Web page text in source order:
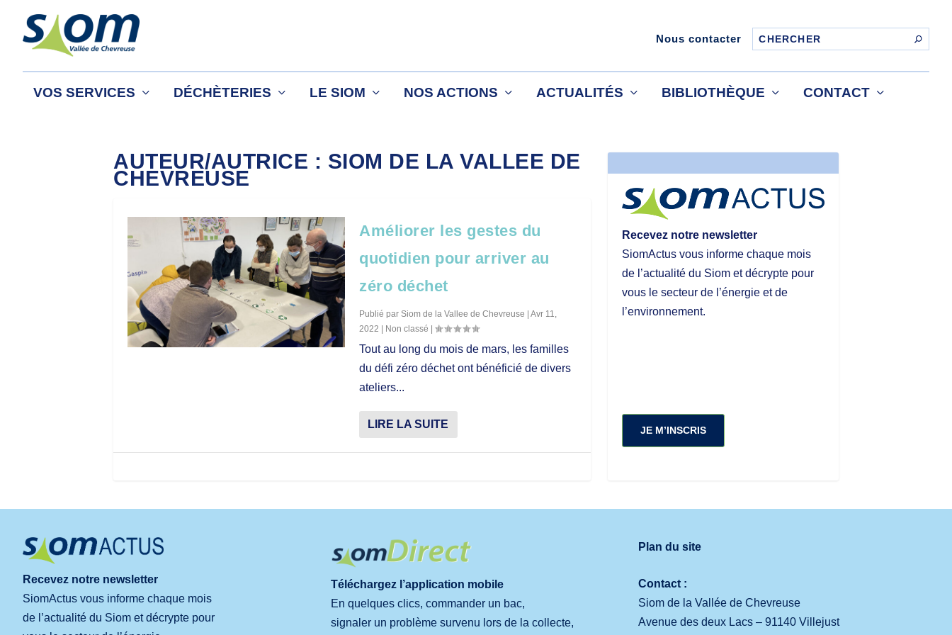
Nous contacter
VOS SERVICES DÉCHÈTERIES LE SIOM NOS ACTIONS ACTUALITÉS BIBLIOTHÈQUE CONTACT
AUTEUR/AUTRICE : SIOM DE LA VALLEE DE
CHEVREUSE
Améliorer les gestes du
quotidien pour arriver au
zéro déchet
Publié parSiom de la Vallee de Chevreuse |Avr 11,
2022
Non classé |
Tout au long du mois de mars, les familles
du défi zéro déchet ont bénéficié de divers
ateliers...
LIRE LA SUITE
Recevez notre newsletter
SiomActus vous informe chaque mois
de l’actualité du Siom et décrypte pour
vous le secteur de l’énergie et de
l’environnement.
JE M’INSCRIS
Recevez notre newsletter
SiomActus vous informe chaque mois
de l’actualité du Siom et décrypte pour
Téléchargez l’application mobile
En quelques clics, commander un bac,
signaler un problème survenu lors de la collecte,
Plan du site
Contact :
Siom de la Vallée de Chevreuse
Avenue des deux Lacs – 91140 Villejust